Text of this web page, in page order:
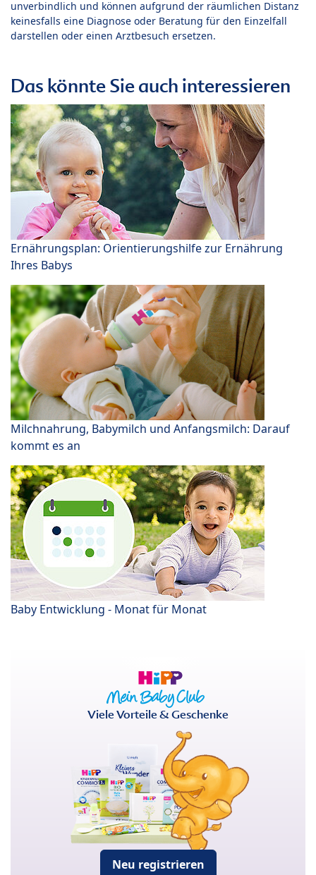
unverbindlich und können aufgrund der räumlichen Distanz
keinesfalls eine Diagnose oder Beratung für den Einzelfall
darstellen oder einen Arztbesuch ersetzen.
Das könnte Sie auch interessieren
Ernährungsplan: Orientierungshilfe zur Ernährung
Ihres Babys
Milchnahrung, Babymilch und Anfangsmilch: Darauf
kommt es an
Baby Entwicklung - Monat für Monat
Viele Vorteile & Geschenke
Neu registrieren